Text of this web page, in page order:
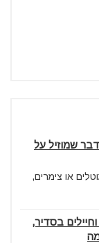
שמוזיל על
או צימרים,
בסדיר,